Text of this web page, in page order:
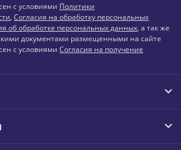
с условиями Политики
, Согласия на обработку персональных
об обработке персональных данных, а так же
документами размещенными на сайте
с условиями Согласия на получение